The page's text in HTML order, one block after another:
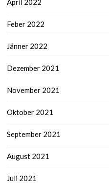
April 2022
Feber 2022
Jänner 2022
Dezember 2021
November 2021
Oktober 2021
September 2021
August 2021
Juli 2021